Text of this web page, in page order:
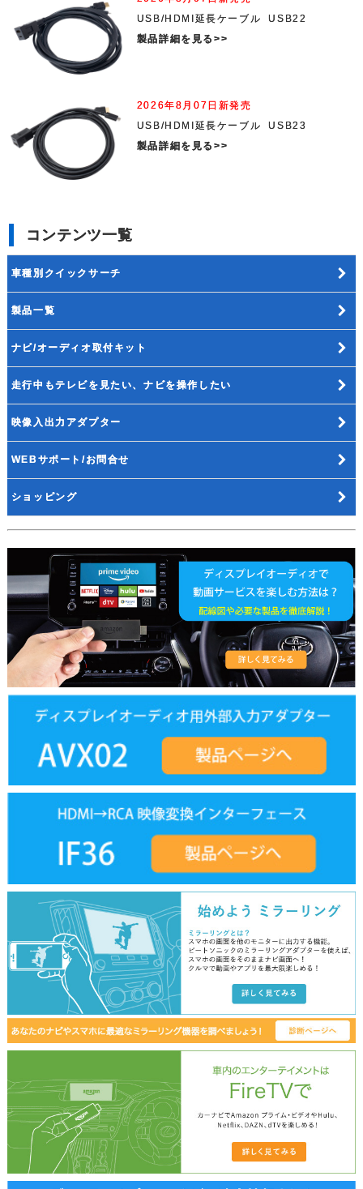
USB/HDMI延長ケーブル USB22
製品詳細を見る>>
2026年8月07日新発売
USB/HDMI延長ケーブル USB23
製品詳細を見る>>
コンテンツ一覧
車種別クイックサーチ
製品一覧
ナビ/オーディオ取付キット
走行中もテレビを見たい、ナビを操作したい
映像入出力アダプター
WEBサポート/お問合せ
ショッピング